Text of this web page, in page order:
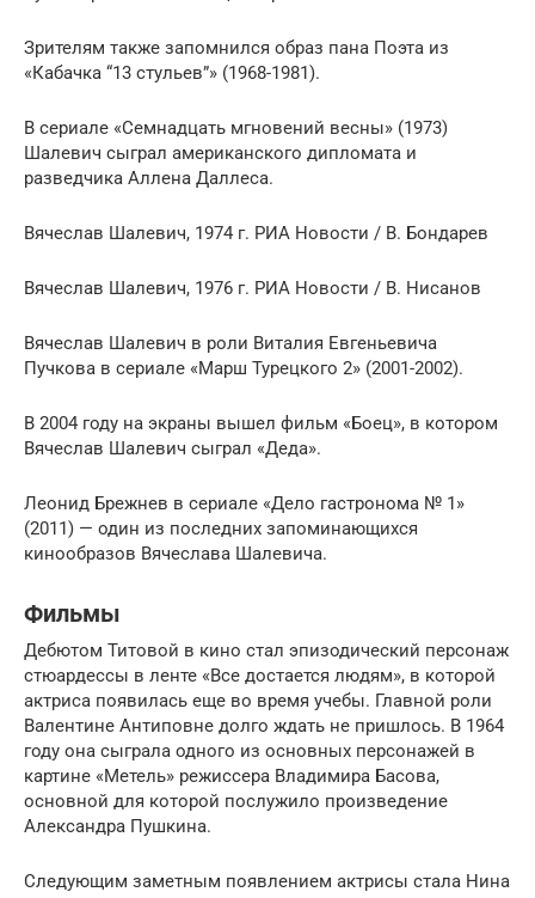
Зрителям также запомнился образ пана Поэта из
«Кабачка “13 стульев”» (1968-1981).
В сериале «Семнадцать мгновений весны» (1973)
Шалевич сыграл американского дипломата и
разведчика Аллена Даллеса.
Вячеслав Шалевич, 1974 г. РИА Новости / В. Бондарев
Вячеслав Шалевич, 1976 г. РИА Новости / В. Нисанов
Вячеслав Шалевич в роли Виталия Евгеньевича
Пучкова в сериале «Марш Турецкого 2» (2001-2002).
В 2004 году на экраны вышел фильм «Боец», в котором
Вячеслав Шалевич сыграл «Деда».
Леонид Брежнев в сериале «Дело гастронома № 1»
(2011) — один из последних запоминающихся
кинообразов Вячеслава Шалевича.
Фильмы
Дебютом Титовой в кино стал эпизодический персонаж
стюардессы в ленте «Все достается людям», в которой
актриса появилась еще во время учебы. Главной роли
Валентине Антиповне долго ждать не пришлось. В 1964
году она сыграла одного из основных персонажей в
картине «Метель» режиссера Владимира Басова,
основной для которой послужило произведение
Александра Пушкина.
Следующим заметным появлением актрисы стала Нина